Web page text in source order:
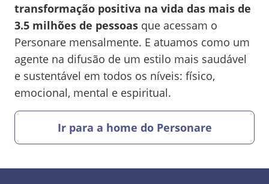
transformação positiva na vida das mais de
3.5 milhões de pessoas que acessam o
Personare mensalmente. E atuamos como um
agente na difusão de um estilo mais saudável
e sustentável em todos os níveis: físico,
emocional, mental e espiritual.
Ir para a home do Personare